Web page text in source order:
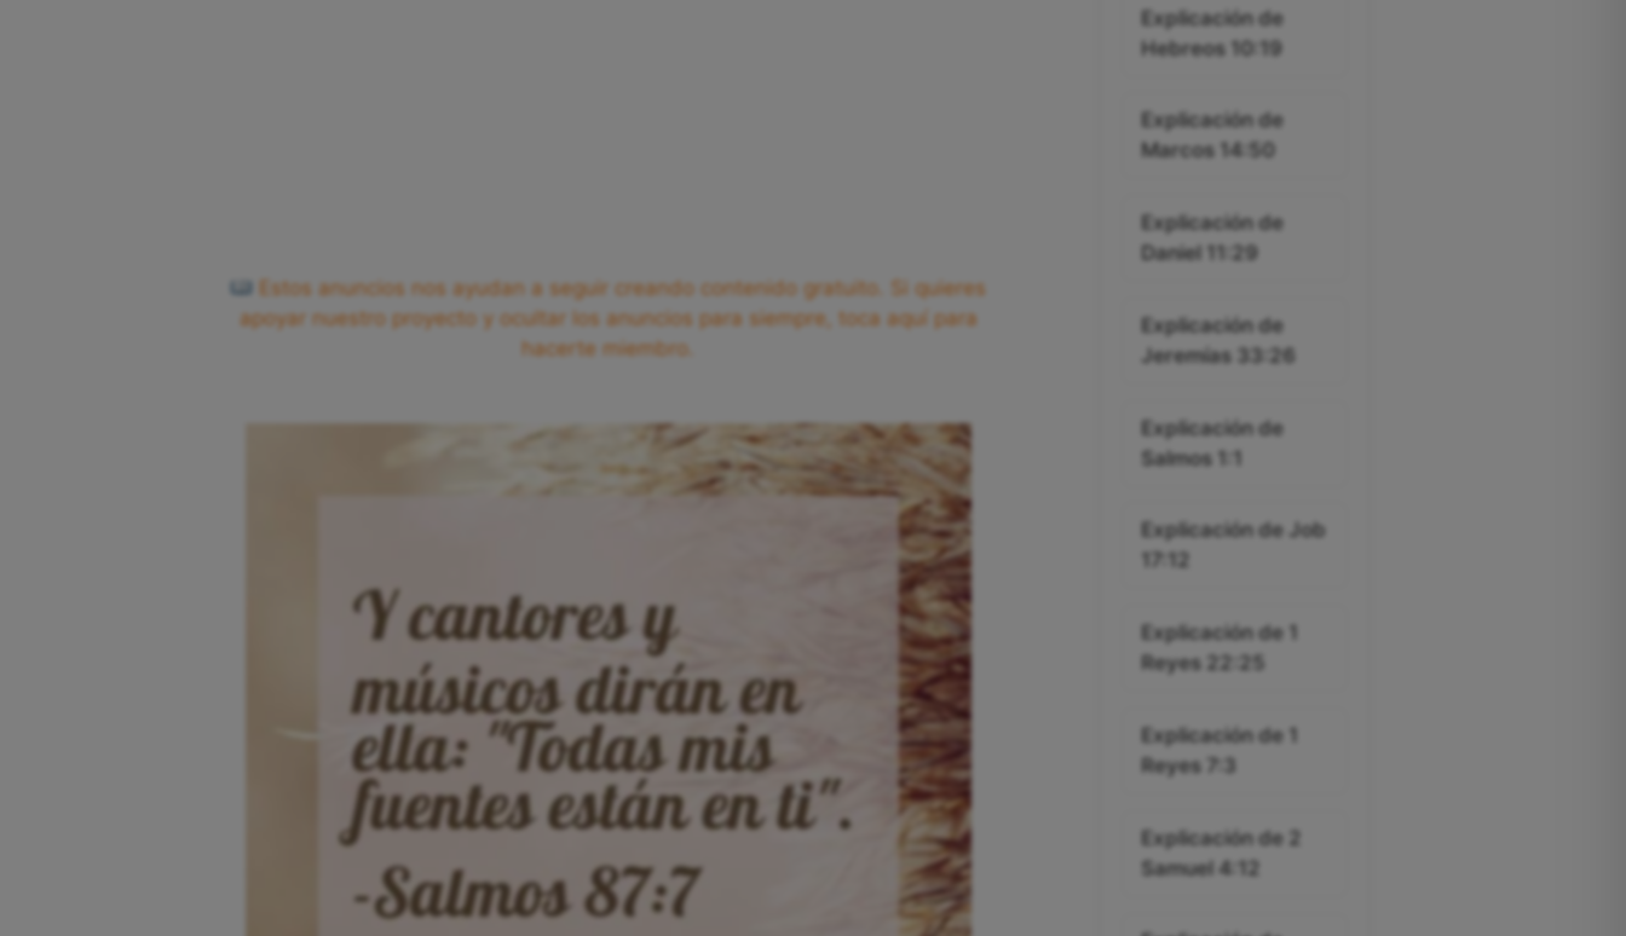
Estos anuncios nos ayudan a seguir creando contenido gratuito. Si quieres
apoyar nuestro proyecto y ocultar los anuncios para siempre, toca aquí para
hacerte miembro.
Explicación de
Hebreos 10:19
Explicación de
Marcos 14:50
Explicación de
Daniel 11:29
Explicación de
Jeremías 33:26
Explicación de
Salmos 1:1
Explicación de Job
17:12
Explicación de 1
Reyes 22:25
Explicación de 1
Reyes 7:3
Explicación de 2
Samuel 4:12